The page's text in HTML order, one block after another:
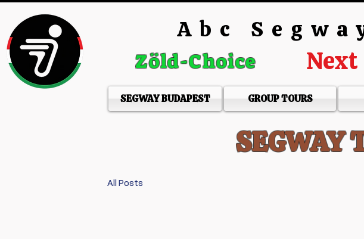
Abc
Zöld-Choice
SEGWAY BUDAPEST GROUP TOURS
SEGWAY
All Posts